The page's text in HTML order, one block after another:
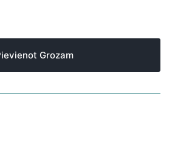
Grozam